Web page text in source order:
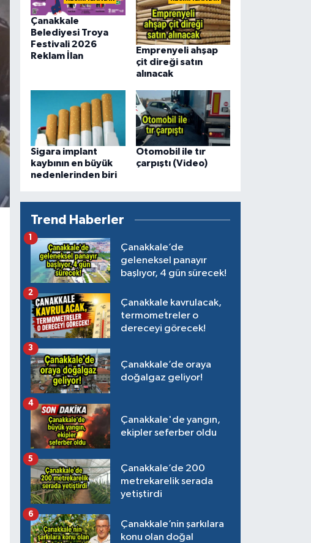
Çanakkale
Belediyesi Troya
Festivali 2026
Reklam İlan
Emprenyeli ahşap
çit direği satın
alınacak
Sigara implant
kaybının en büyük
nedenlerinden biri
Otomobil ile tır
çarpıştı (Video)
Trend Haberler
Çanakkale’de
geleneksel panayır
başlıyor, 4 gün sürecek!
1
Çanakkale kavrulacak,
termometreler o
dereceyi görecek!
2
Çanakkale’de oraya
doğalgaz geliyor!
3
Çanakkale'de yangın,
ekipler seferber oldu
4
Çanakkale’de 200
metrekarelik serada
yetiştirdi
5
Çanakkale’nin şarkılara
konu olan doğal
6